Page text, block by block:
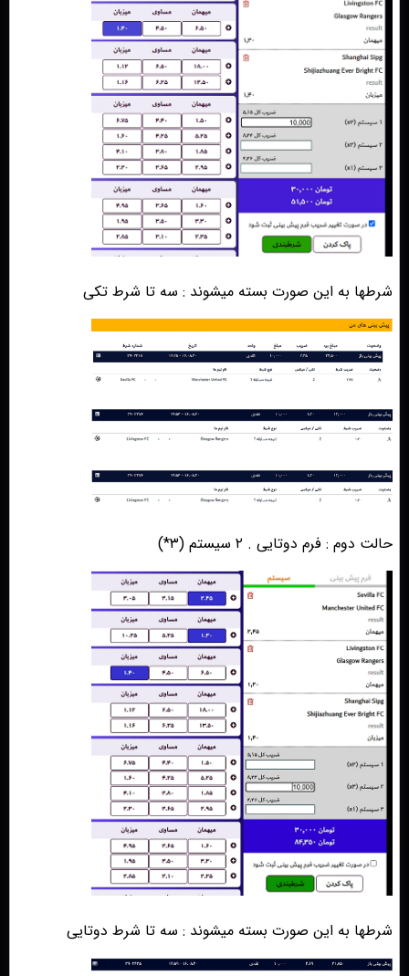
شرطها به این صورت بسته میشوند : سه تا شرط تکی
حالت دوم : فرم دوتایی . ٢ سیستم (٣*)
شرطها به این صورت بسته میشوند : سه تا شرط دوتایی